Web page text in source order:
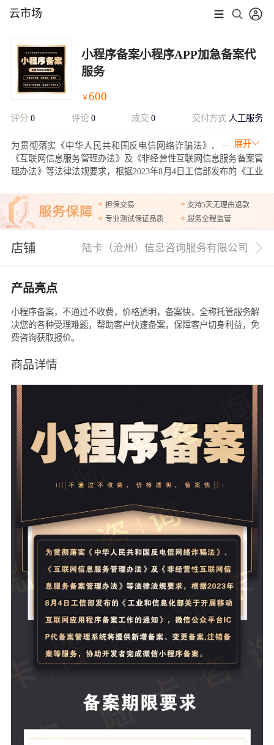
云市场
小程序备案小程序APP加急备案代
服务
￥600
评分 0 评论 0 成交0 交付方式 人工服务
展开
为贯彻落实《中华人民共和国反电信网络诈骗法》、
《互联网信息服务管理办法》及《非经营性互联网信息服务备案管
理办法》等法律法规要求，根据2023年8月4日工信部发布的《工业
公众平台ICP代备案管理系统将提供新增备案、变更备案、注销备
案等服务，协助开发者完成微信小程序备案。
担保交易
支持5天无理由退款
专业测试保证品质
服务全程监管
店铺 陆卡（沧州）信息咨询服务有限公司
产品亮点
小程序备案，不通过不收费，价格透明，备案快，全称托管服务解
决您的各种受理难题，帮助客户快速备案，保障客户切身利益，免
费咨询获取报价。
商品详情